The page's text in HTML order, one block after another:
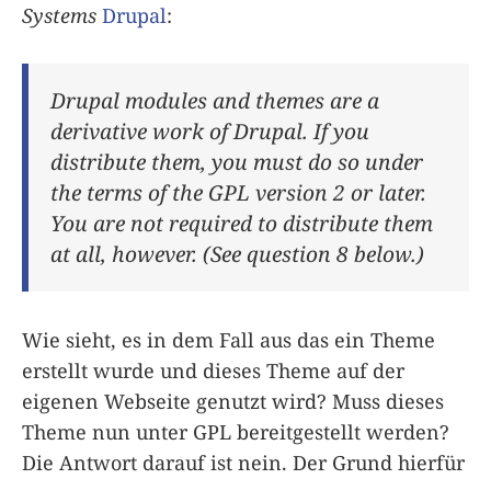
Systems Drupal:
Drupal modules and themes are a
derivative work of Drupal. If you
distribute them, you must do so under
the terms of the GPL version 2 or later.
You are not required to distribute them
at all, however. (See question 8 below.)
Wie sieht, es in dem Fall aus das ein Theme
erstellt wurde und dieses Theme auf der
eigenen Webseite genutzt wird? Muss dieses
Theme nun unter GPL bereitgestellt werden?
Die Antwort darauf ist nein. Der Grund hierfür